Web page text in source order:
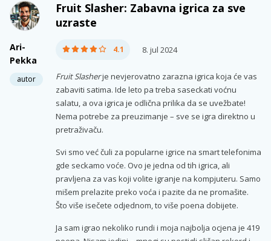
Ari-
Pekka
autor
Fruit Slasher: Zabavna igrica za sve
uzraste
4.1 8. jul 2024
Fruit Slasherje nevjerovatno zarazna igrica koja će vas
zabaviti satima. Ide leto pa treba saseckati voćnu
salatu, a ova igrica je odlična prilika da se uvežbate!
Nema potrebe za preuzimanje – sve se igra direktno u
pretraživaču.
Svi smo već čuli za popularne igrice na smart telefonima
gde seckamo voće. Ovo je jedna od tih igrica, ali
pravljena za vas koji volite igranje na kompjuteru. Samo
mišem prelazite preko voća i pazite da ne promašite.
Što više isečete odjednom, to više poena dobijete.
Ja sam igrao nekoliko rundi i moja najbolja ocjena je 419